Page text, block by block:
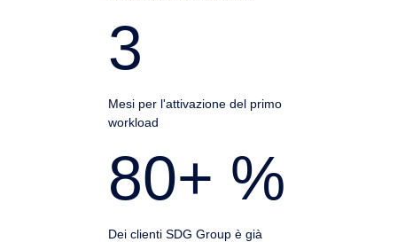
3
Mesi per l'attivazione del primo
workload
80+ %
Dei clienti SDG Group è già